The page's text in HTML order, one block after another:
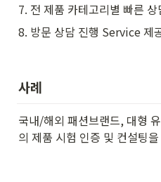
7. 전 제품 카테고리별 빠른
8. 방문 상담 진행 Service 제
사례
국내/해외 패션브랜드, 대형
의 제품 시험 인증 및 컨설팅